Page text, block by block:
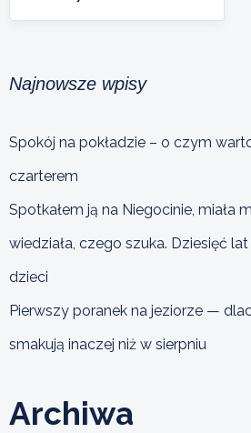
Najnowsze wpisy
Spokój na pokładzie – o czym
czarterem
Spotkałem ją na Niegocinie, miała
wiedziała, czego szuka. Dziesięć
dzieci
Pierwszy poranek na jeziorze —
smakują inaczej niż w sierpniu
Archiwa